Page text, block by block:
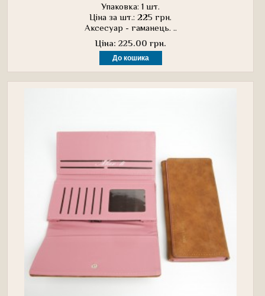
Упаковка: 1 шт.
Ціна за шт.: 225 грн.
Аксесуар - гаманець. ..
Ціна: 225.00 грн.